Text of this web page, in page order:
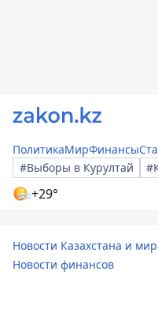
ПолитикаМирФинансы
#Выборы в Курултай
+29°
Новости Казахстана и
Новости финансов